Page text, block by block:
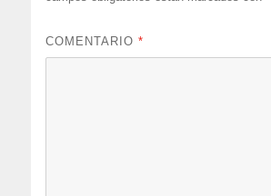
COMENTARIO*